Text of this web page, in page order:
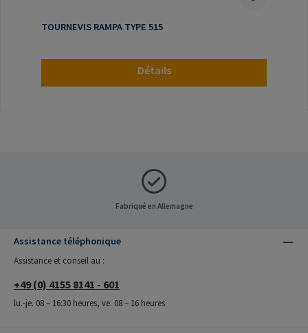
TOURNEVIS RAMPA TYPE 515
Détails
Fabriqué en Allemagne
Assistance téléphonique
Assistance et conseil au :
+49 (0) 4155 8141 - 601
lu.-je. 08 – 16:30 heures, ve. 08 – 16 heures